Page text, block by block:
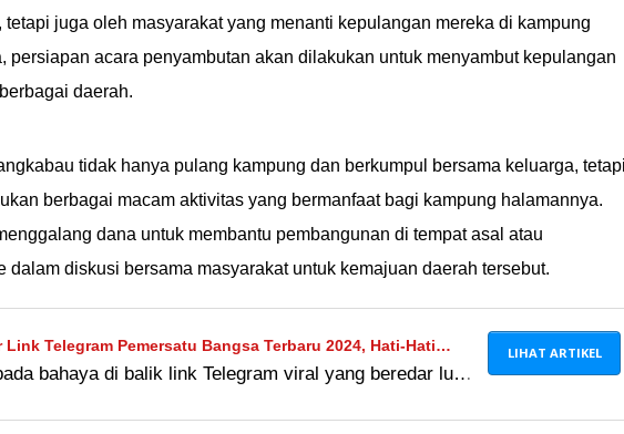
tetapi juga oleh masyarakat yang menanti kepulangan mereka di kampung
persiapan acara penyambutan akan dilakukan untuk menyambut kepulangan
daerah.
tidak hanya pulang kampung dan berkumpul bersama keluarga,
berbagai macam aktivitas yang bermanfaat bagi kampung halamannya.
dana untuk membantu pembangunan di tempat asal atau
dalam diskusi bersama masyarakat untuk kemajuan daerah tersebut.
Link Telegram Pemersatu Bangsa Terbaru 2024, Hati-Hati
Kontennya!
bahaya di balik link Telegram viral yang beredar luas
LIHAT ARTIKEL